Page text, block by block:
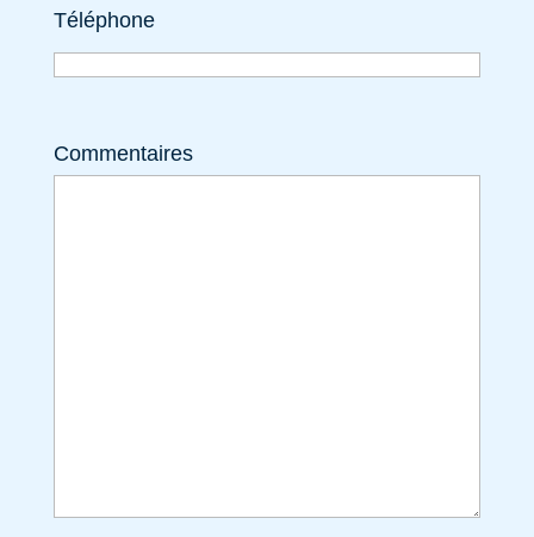
Téléphone
Commentaires